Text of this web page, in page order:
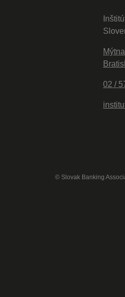
02 /
© Slovak Banking